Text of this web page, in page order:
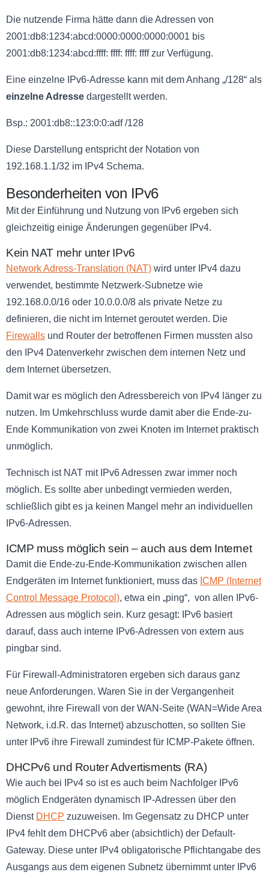
Die nutzende Firma hätte dann die Adressen von
2001:db8:1234:abcd:0000:0000:0000:0001 bis
2001:db8:1234:abcd:ffff: ffff: ffff: ffff zur Verfügung.
Eine einzelne IPv6-Adresse kann mit dem Anhang „/128“ als
einzelne Adresse dargestellt werden.
Bsp.: 2001:db8::123:0:0:adf /128
Diese Darstellung entspricht der Notation von
192.168.1.1/32 im IPv4 Schema.
Besonderheiten von IPv6
Mit der Einführung und Nutzung von IPv6 ergeben sich
gleichzeitig einige Änderungen gegenüber IPv4.
Kein NAT mehr unter IPv6
Network Adress-Translation (NAT) wird unter IPv4 dazu
verwendet, bestimmte Netzwerk-Subnetze wie
192.168.0.0/16 oder 10.0.0.0/8 als private Netze zu
definieren, die nicht im Internet geroutet werden. Die
Firewalls und Router der betroffenen Firmen mussten also
den IPv4 Datenverkehr zwischen dem internen Netz und
dem Internet übersetzen.
Damit war es möglich den Adressbereich von IPv4 länger zu
nutzen. Im Umkehrschluss wurde damit aber die Ende-zu-
Ende Kommunikation von zwei Knoten im Internet praktisch
unmöglich.
Technisch ist NAT mit IPv6 Adressen zwar immer noch
möglich. Es sollte aber unbedingt vermieden werden,
schließlich gibt es ja keinen Mangel mehr an individuellen
IPv6-Adressen.
ICMP muss möglich sein – auch aus dem Internet
Damit die Ende-zu-Ende-Kommunikation zwischen allen
Endgeräten im Internet funktioniert, muss das ICMP (Internet
Control Message Protocol), etwa ein „ping“, von allen IPv6-
Adressen aus möglich sein. Kurz gesagt: IPv6 basiert
darauf, dass auch interne IPv6-Adressen von extern aus
pingbar sind.
Für Firewall-Administratoren ergeben sich daraus ganz
neue Anforderungen. Waren Sie in der Vergangenheit
gewohnt, ihre Firewall von der WAN-Seite (WAN=Wide Area
Network, i.d.R. das Internet) abzuschotten, so sollten Sie
unter IPv6 ihre Firewall zumindest für ICMP-Pakete öffnen.
DHCPv6 und Router Advertisments (RA)
Wie auch bei IPv4 so ist es auch beim Nachfolger IPv6
möglich Endgeräten dynamisch IP-Adressen über den
Dienst DHCP zuzuweisen. Im Gegensatz zu DHCP unter
IPv4 fehlt dem DHCPv6 aber (absichtlich) der Default-
Gateway. Diese unter IPv4 obligatorische Pflichtangabe des
Ausgangs aus dem eigenen Subnetz übernimmt unter IPv6